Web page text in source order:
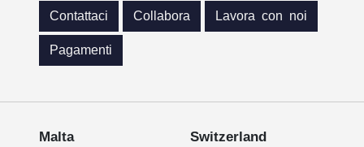
Contattaci Collabora Lavora con noi
Pagamenti
Malta
Switzerland